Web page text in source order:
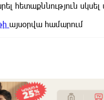
հետաքննություն
այսօրվա համարում